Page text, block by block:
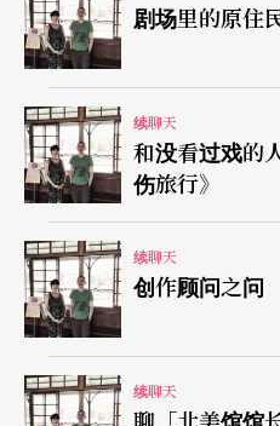
口，就像看到了另一种神
此相遇。梦兆绵延的时间
中，推和拖的过程与力量
时间和山林伤痕时间，愈
两种不同向度的拉扯里，
力量。尤其是这次因为不
用力，透过那个未被雕塑
回的树干，我们看到的是
系和意涵，而更接近神话
现。
剧场里的原住
续聊天
和没看过戏的
伤旅行》
续聊天
创作顾问之问
续聊天